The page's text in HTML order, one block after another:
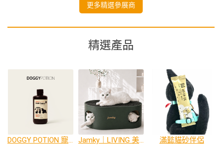
更多精選參展商
精選產品
DOGGY POTION 寵物天然除臭地板清潔劑 Jamky｜LIVING 美學系列 多功能貓抓床˙二合一 滿懿貓砂伴侶